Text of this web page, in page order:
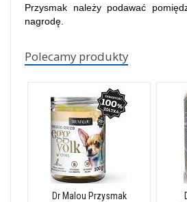
Przysmak należy podawać
nagrodę.
Polecamy produkty
Dr Malou Przysmak